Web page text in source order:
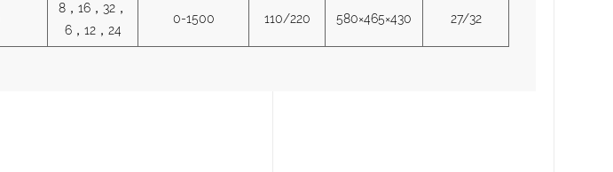
8，16，32，
6，12，24
0-1500 110/220 580×465×430 27/32